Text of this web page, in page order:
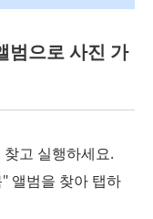
범으로 사진 가
고 실행하세요.
앨범을 찾아 탭하